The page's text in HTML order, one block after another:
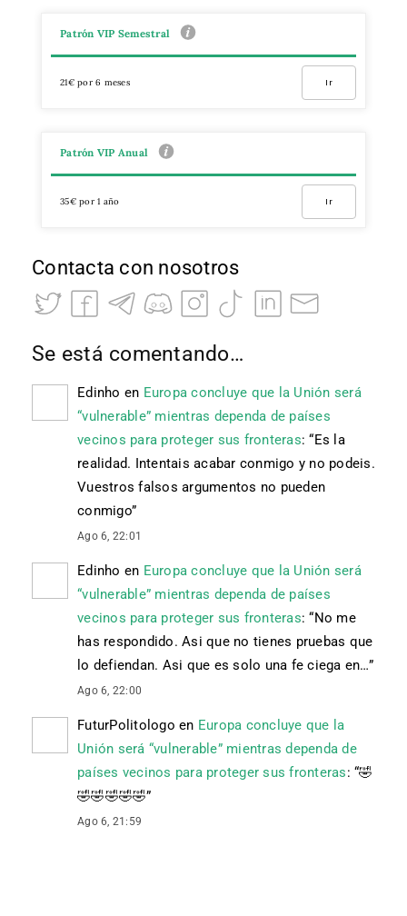
Patrón VIP Semestral
21€ por 6 meses Ir
Patrón VIP Anual
35€ por 1 año Ir
Contacta con nosotros
Se está comentando…
Edinho en Europa concluye que la Unión será
“vulnerable” mientras dependa de países
vecinos para proteger sus fronteras: “Es la
realidad. Intentais acabar conmigo y no podeis.
Vuestros falsos argumentos no pueden
conmigo”
Ago 6, 22:01
Edinho en Europa concluye que la Unión será
“vulnerable” mientras dependa de países
vecinos para proteger sus fronteras: “No me
has respondido. Asi que no tienes pruebas que
lo defiendan. Asi que es solo una fe ciega en…”
Ago 6, 22:00
FuturPolitologo en Europa concluye que la
Unión será “vulnerable” mientras dependa de
países vecinos para proteger sus fronteras: “🤣
🤣🤣🤣🤣🤣”
Ago 6, 21:59